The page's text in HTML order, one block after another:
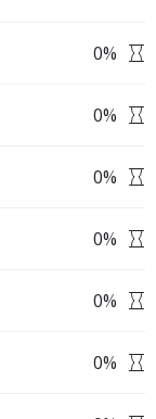
0%
0%
0%
0%
0%
0%